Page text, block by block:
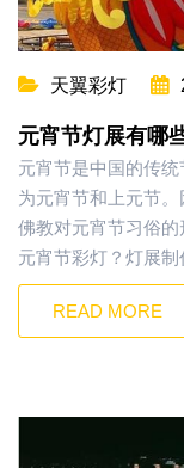
天翼彩灯
元宵节灯展有哪
元宵节是中国的传
为元宵节和上元节。
佛教对元宵节习俗
元宵节彩灯？灯展
READ MORE